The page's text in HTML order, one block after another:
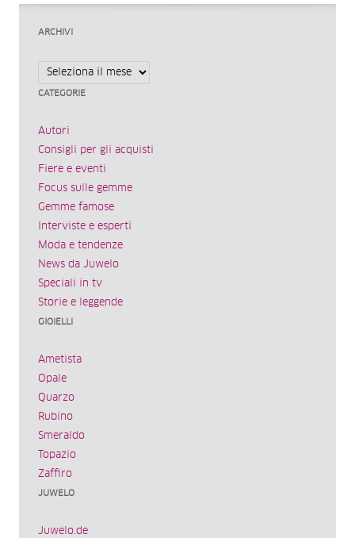
ARCHIVI
Archivi
CATEGORIE
Autori
Consigli per gli acquisti
Fiere e eventi
Focus sulle gemme
Gemme famose
Interviste e esperti
Moda e tendenze
News da Juwelo
Speciali in tv
Storie e leggende
GIOIELLI
Ametista
Opale
Quarzo
Rubino
Smeraldo
Topazio
Zaffiro
JUWELO
Juwelo.de